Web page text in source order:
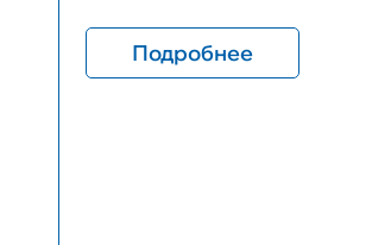
Подробнее